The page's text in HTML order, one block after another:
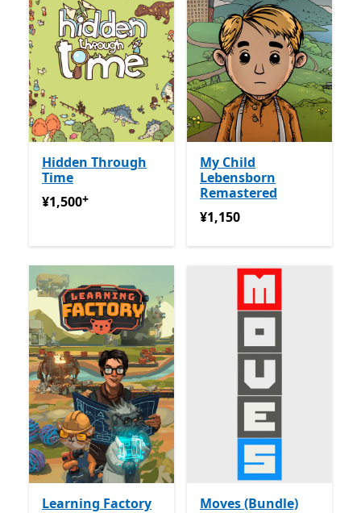
Hidden Through
Time
¥1,500アプリ内購入が提供されています
¥1,500+
My Child
Lebensborn
Remastered
¥1,150
¥1,150
Learning Factory
Moves (Bundle)